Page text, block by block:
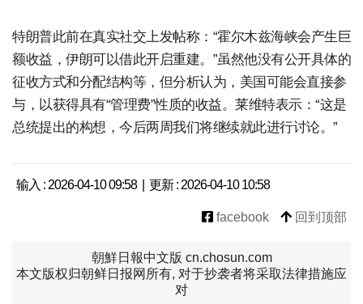
特朗普此前在真实社交上发帖称：“霍尔木兹海峡会产生巨
额收益，伊朗可以借此开启重建。”虽然他没有公开具体的
征收方式和分配结构等，但分析认为，美国可能会直接参
与，以获得具有“管理费”性质的收益。莱维特表示：“这是
总统提出的构想，今后两周我们将继续就此进行讨论。”
输入 : 2026-04-10 09:58 | 更新 : 2026-04-10 10:58
facebook 回到顶部
朝鮮日報中文版 cn.chosun.com
本文版权归朝鲜日报网所有, 对于抄袭者将采取法律措施应
对